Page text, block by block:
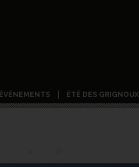
ÉVÉNEMENTS ÉTÉ DES GRIGNOUX